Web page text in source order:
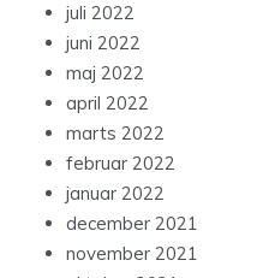
juli 2022
juni 2022
maj 2022
april 2022
marts 2022
februar 2022
januar 2022
december 2021
november 2021